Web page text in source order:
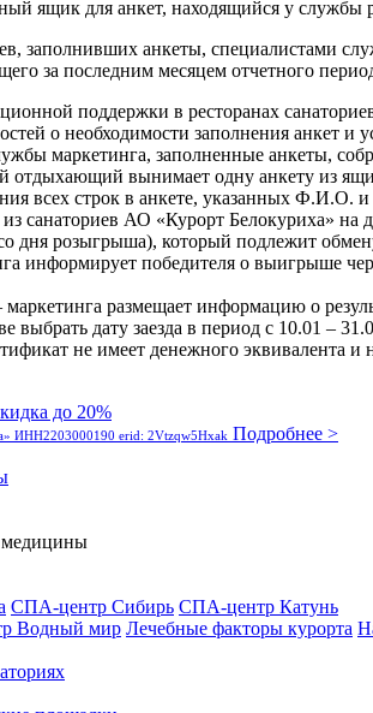
ящик для анкет, находящийся у службы
заполнивших анкеты, специалистами
за последним месяцем отчетного
поддержки в ресторанах
о необходимости заполнения анкет и
маркетинга, заполненные анкеты,
вынимает одну анкету из
всех строк в анкете, указанных Ф.И.О.
санаториев АО «Курорт Белокуриха» на
дня розыгрыша), который подлежит
информирует победителя о выигрыше
размещает информацию о
выбрать дату заезда в период с 10.01 –
не имеет денежного эквивалента
до 20%
ИНН2203000190 erid: 2Vtzqw5Hxak Подробнее >
медицины
СПА-центр Сибирь СПА-центр Катунь
Водный мир Лечебные факторы курорта